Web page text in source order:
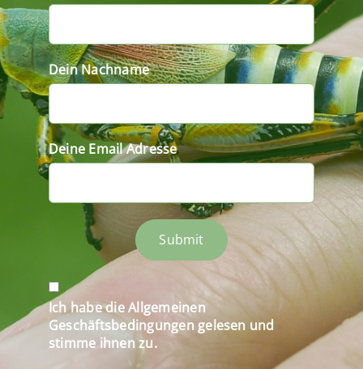
Dein Nachname
Deine Email Adresse
Submit
Ich habe die Allgemeinen
Geschäftsbedingungen gelesen und
stimme ihnen zu.